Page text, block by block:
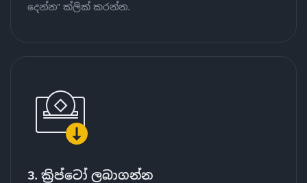
දෙන්න" ක්ලික් කරන්න.
3. ක්‍රිප්ටෝ ලබාගන්න